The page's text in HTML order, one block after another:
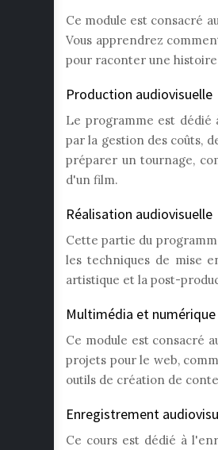
Ce module est consacré
Vous apprendrez
pour raconter une
Production audiovisuelle
Le programme est dédié
par la gestion des coûts,
préparer un tournage,
d'un film.
Réalisation audiovisuelle
Cette partie du
les techniques de mise
artistique et la post-
Multimédia et numérique
Ce module est consacré
projets pour le web,
outils de création de
Enregistrement
Ce cours est dédié à